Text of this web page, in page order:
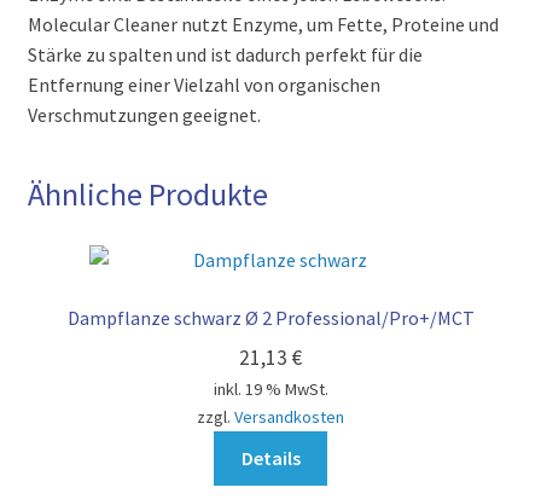
Molecular Cleaner nutzt Enzyme, um Fette, Proteine und
Stärke zu spalten und ist dadurch perfekt für die
Entfernung einer Vielzahl von organischen
Verschmutzungen geeignet.
Ähnliche Produkte
Dampflanze schwarz Ø 2 Professional/Pro+/MCT
21,13 €
inkl. 19 % MwSt.
zzgl. Versandkosten
Details